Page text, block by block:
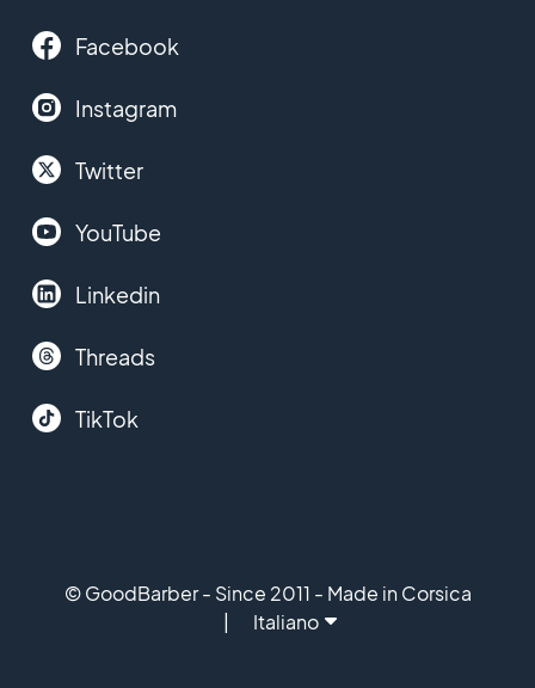
Facebook
Instagram
Twitter
YouTube
Linkedin
Threads
TikTok
© GoodBarber - Since 2011 - Made in Corsica
Italiano